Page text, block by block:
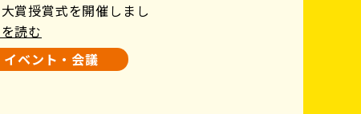
賞授賞式を開催しまし
読む
イベント・会議